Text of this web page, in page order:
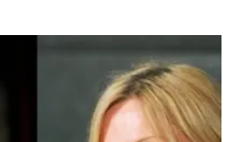
medalius. Amžiaus
diplomus, taures, suvenyrus.
suvenyrus. 13 km trasos
moterų grupėse) pasiekę
piniginiu prizu.